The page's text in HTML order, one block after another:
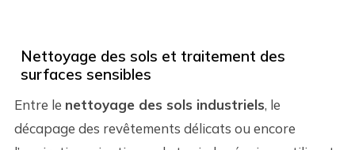
Nettoyage des sols et traitement des
surfaces sensibles
Entre le nettoyage des sols industriels, le
décapage des revêtements délicats ou encore